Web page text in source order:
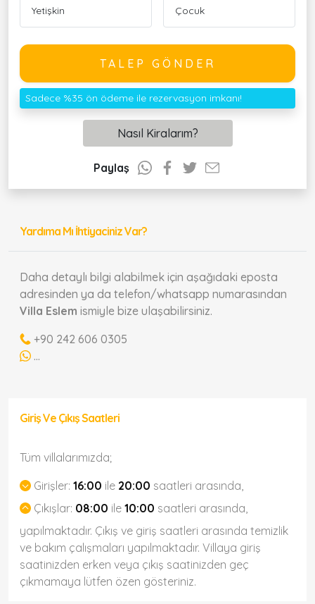
TALEP GÖNDER
Sadece %35 ön ödeme ile rezervasyon imkanı!
Nasıl Kiralarım?
Paylaş
Yardıma Mı İhtiyaciniz Var?
Daha detaylı bilgi alabilmek için aşağıdaki eposta
adresinden ya da telefon/whatsapp numarasından
Villa Eslem ismiyle bize ulaşabilirsiniz.
+90 242 606 0305
...
Giriş Ve Çıkış Saatleri
Tüm villalarımızda;
Girişler: 16:00 ile 20:00 saatleri arasında,
Çıkışlar: 08:00 ile 10:00 saatleri arasında,
yapılmaktadır. Çıkış ve giriş saatleri arasında temizlik
ve bakım çalışmaları yapılmaktadır. Villaya giriş
saatinizden erken veya çıkış saatinizden geç
çıkmamaya lütfen özen gösteriniz.